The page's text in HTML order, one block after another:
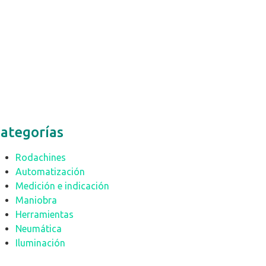
Rodachines
Automatización
Medición e indicación
Maniobra
Herramientas
Neumática
Iluminación